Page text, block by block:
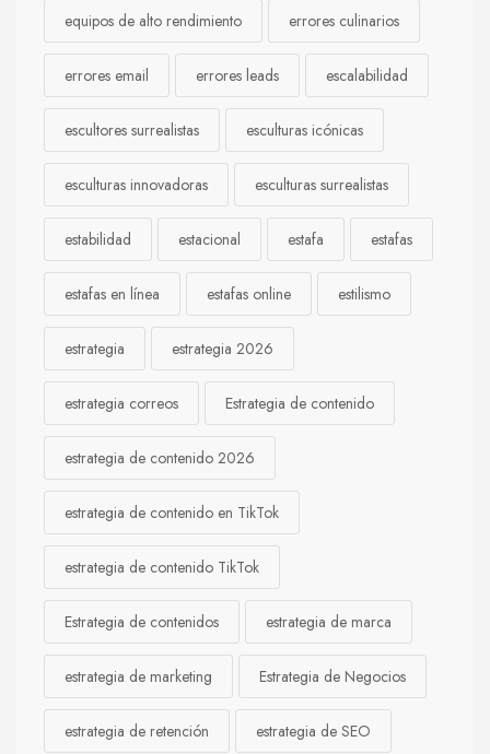
equipos de alto rendimiento errores culinarios
errores email errores leads escalabilidad
escultores surrealistas esculturas icónicas
esculturas innovadoras esculturas surrealistas
estabilidad estacional estafa estafas
estafas en línea estafas online estilismo
estrategia estrategia 2026
estrategia correos Estrategia de contenido
estrategia de contenido 2026
estrategia de contenido en TikTok
estrategia de contenido TikTok
Estrategia de contenidos estrategia de marca
estrategia de marketing Estrategia de Negocios
estrategia de retención estrategia de SEO